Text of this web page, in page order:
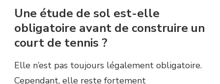
Une étude de sol est-elle
obligatoire avant de construire un
court de tennis ?
Elle n’est pas toujours légalement obligatoire.
Cependant, elle reste fortement